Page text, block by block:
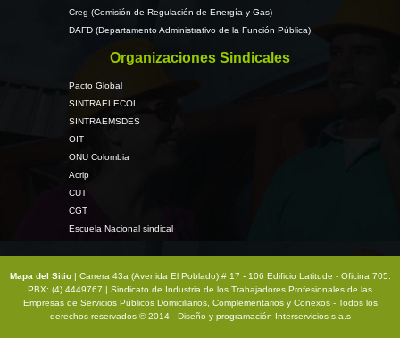
Creg (Comisión de Regulación de Energía y Gas)
DAFD (Departamento Administrativo de la Función Pública)
Organizaciones Sindicales
Pacto Global
SINTRAELECOL
SINTRAEMSDES
OIT
ONU Colombia
Acrip
CUT
CGT
Escuela Nacional sindical
Mapa del Sitio | Carrera 43a (Avenida El Poblado) # 17 - 106 Edificio Latitude - Oficina 705.
PBX: (4) 4449767 | Sindicato de Industria de los Trabajadores Profesionales de las
Empresas de Servicios Públicos Domiciliarios, Complementarios y Conexos - Todos los
derechos reservados © 2014 - Diseño y programación Interservicios s.a.s